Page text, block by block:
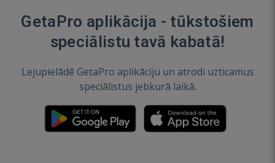
GetaPro aplikācija - tūkstošiem
speciālistu tavā kabatā!
Lejupielādē GetaPro aplikāciju un atrodi uzticamus
speciālistus jebkurā laikā.